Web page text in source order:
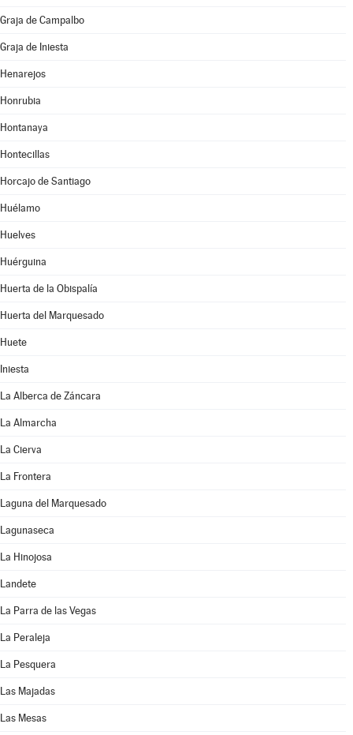
Graja de Campalbo
Graja de Iniesta
Henarejos
Honrubia
Hontanaya
Hontecillas
Horcajo de Santiago
Huélamo
Huelves
Huérguina
Huerta de la Obispalía
Huerta del Marquesado
Huete
Iniesta
La Alberca de Záncara
La Almarcha
La Cierva
La Frontera
Laguna del Marquesado
Lagunaseca
La Hinojosa
Landete
La Parra de las Vegas
La Peraleja
La Pesquera
Las Majadas
Las Mesas